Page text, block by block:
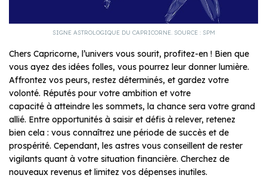
SIGNE ASTROLOGIQUE DU CAPRICORNE. SOURCE : SPM
Chers Capricorne, l’univers vous sourit, profitez-en ! Bien que
vous ayez des idées folles, vous pourrez leur donner lumière.
Affrontez vos peurs, restez déterminés, et gardez votre
volonté. Réputés pour votre ambition et votre
capacité à atteindre les sommets, la chance sera votre grand
allié. Entre opportunités à saisir et défis à relever, retenez
bien cela : vous connaîtrez une période de succès et de
prospérité. Cependant, les astres vous conseillent de rester
vigilants quant à votre situation financière. Cherchez de
nouveaux revenus et limitez vos dépenses inutiles.